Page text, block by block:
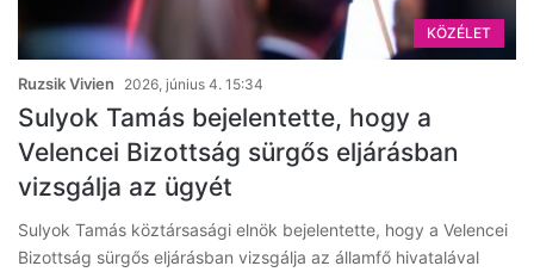
KÖZÉLET
Ruzsik Vivien 2026, június 4. 15:34
Sulyok Tamás bejelentette, hogy a
Velencei Bizottság sürgős eljárásban
vizsgálja az ügyét
Sulyok Tamás köztársasági elnök bejelentette, hogy a Velencei
Bizottság sürgős eljárásban vizsgálja az államfő hivatalával